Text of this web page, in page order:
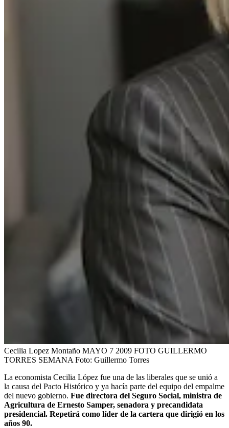
Cecilia Lopez Montaño MAYO 7 2009 FOTO GUILLERMO
TORRES SEMANA Foto: Guillermo Torres
La economista Cecilia López fue una de las liberales que se unió a
la causa del Pacto Histórico y ya hacía parte del equipo del empalme
del nuevo gobierno. Fue directora del Seguro Social, ministra de
Agricultura de Ernesto Samper, senadora y precandidata
presidencial. Repetirá como líder de la cartera que dirigió en los
años 90.